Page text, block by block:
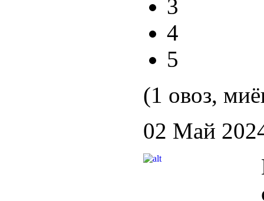
3
4
5
(1 овоз,
02 Май